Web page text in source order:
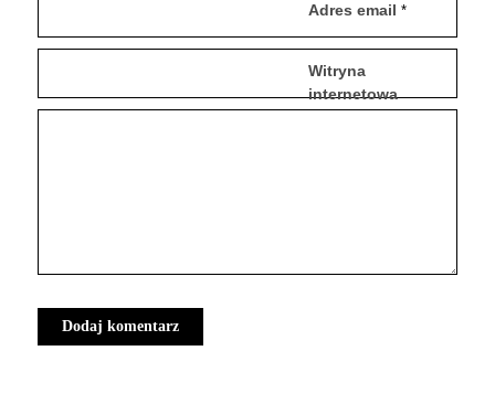
Adres email *
Witryna
internetowa